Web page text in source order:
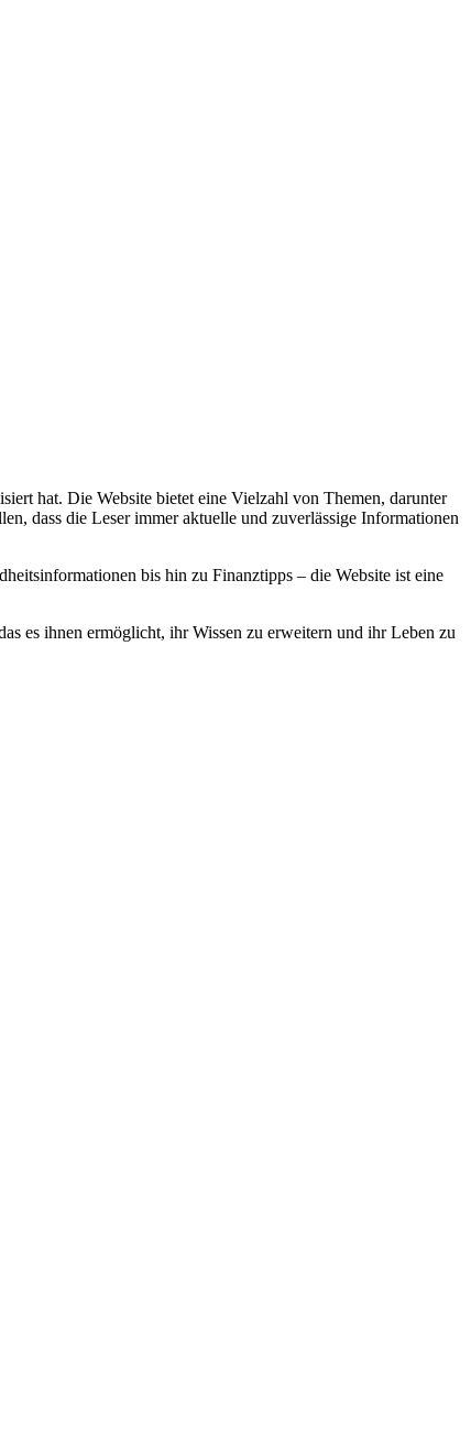
hat. Die Website bietet eine Vielzahl von Themen, darunter
dass die Leser immer aktuelle und zuverlässige Informationen
bis hin zu Finanztipps – die Website ist eine
es ihnen ermöglicht, ihr Wissen zu erweitern und ihr Leben zu